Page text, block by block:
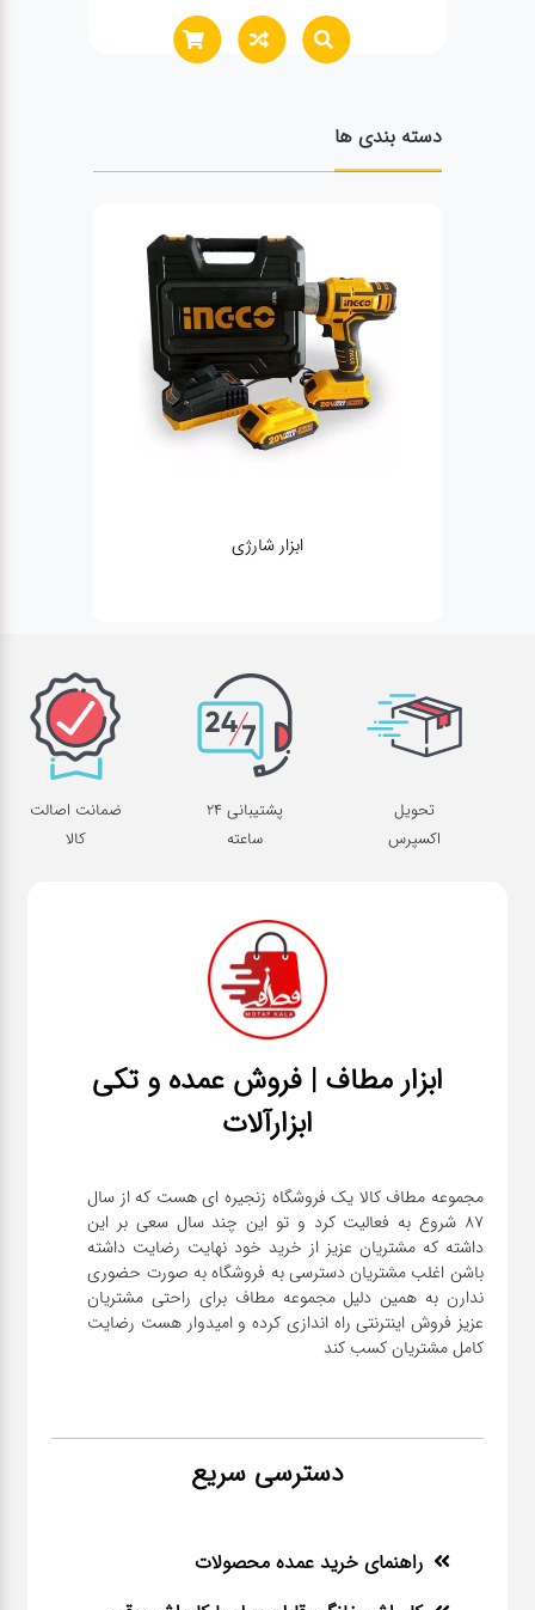
دسته بندی ها
ابزار شارژی
تحویل
اکسپرس
پشتیبانی 24
ساعته
ضمانت اصالت
کالا
ابزار مطاف | فروش عمده و تکی
ابزارآلات
مجموعه مطاف کالا یک فروشگاه زنجیره ای هست که از سال
۸۷ شروع به فعالیت کرد و تو این چند سال سعی بر این
داشته که مشتریان عزیز از خرید خود نهایت رضایت داشته
باشن اغلب مشتریان دسترسی به فروشگاه به صورت حضوری
ندارن به همین دلیل مجموعه مطاف برای راحتی مشتریان
عزیز فروش اینترنتی راه اندازی کرده و امیدوار هست رضایت
کامل مشتریان کسب کند
دسترسی سریع
راهنمای خرید عمده محصولات